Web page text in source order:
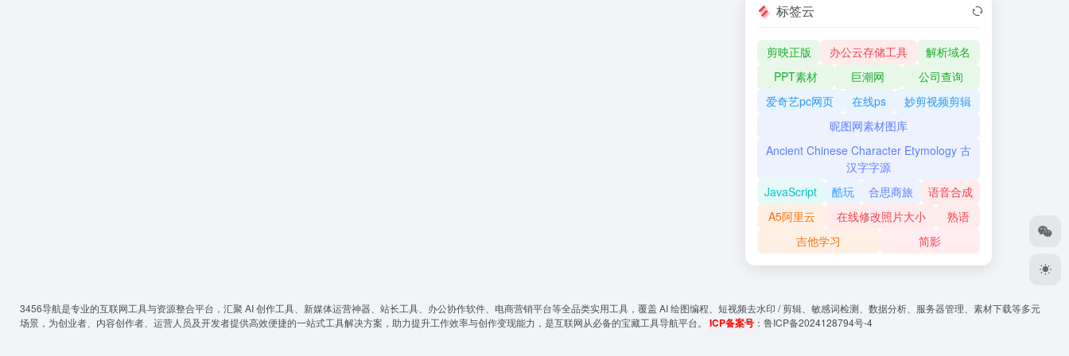
标签云
剪映正版 办公云存储工具
解析域名
PPT素材
巨潮网
公司查询
爱奇艺pc网页
在线ps
妙剪视频剪辑
昵图网素材图库
Ancient Chinese Character Etymology 古
汉字字源
JavaScript
酷玩 合思商旅
语音合成
A5阿里云
在线修改照片大小
熟语
吉他学习
简影
3456导航是专业的互联网工具与资源整合平台，汇聚 AI 创作工具、新媒体运营神器、站长工具、办公协作软件、电商营销平台等全品类实用工具，覆盖 AI 绘图编程、短视频去水印 / 剪辑、敏感词检测、数据分析、服务器管理、素材下载等多元
场景，为创业者、内容创作者、运营人员及开发者提供高效便捷的一站式工具解决方案，助力提升工作效率与创作变现能力，是互联网从必备的宝藏工具导航平台。 ICP备案号 ： 鲁ICP备2024128794号-4